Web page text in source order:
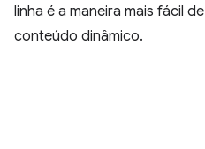
linha é a maneira mais fácil
conteúdo dinâmico.